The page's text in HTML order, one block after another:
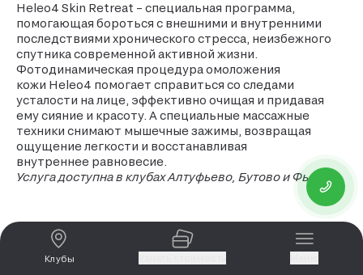
Клубы
Heleo4 Skin Retreat – специальная программа,
помогающая бороться с внешними и внутренними
последствиями хронического стресса, неизбежного
спутника современной активной жизни.
Фотодинамическая процедура омоложения
кожи Heleo4 помогает справиться со следами
усталости на лице, эффективно очищая и придавая
ему сияние и красоту. А специальные массажные
техники снимают мышечные зажимы, возвращая
ощущение легкости и восстанавливая
внутреннее равновесие.
Услуга доступна в клубах Алтуфьево, Бутово и Фьюжн